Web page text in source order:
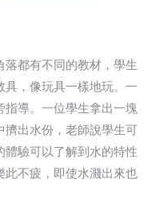
都有不同的教材，學生
，像玩具一樣地玩。一
指導。一位學生拿出一塊
擠出水份，老師說學生可
體驗可以了解到水的特性
此不疲，即使水濺出來也